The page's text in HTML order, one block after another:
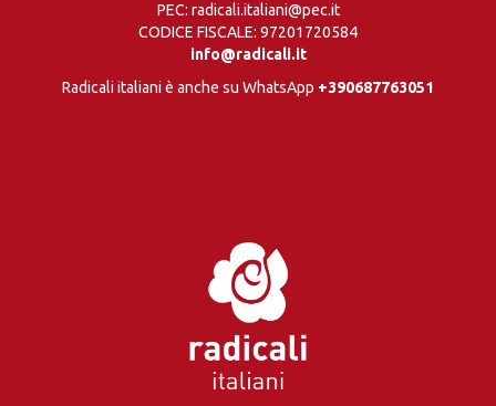
PEC: radicali.italiani@pec.it
CODICE FISCALE: 97201720584
info@radicali.it
Radicali italiani è anche su WhatsApp +390687763051